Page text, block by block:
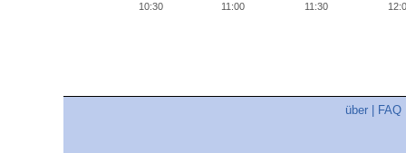
10:30 11:00 11:30
über FAQ